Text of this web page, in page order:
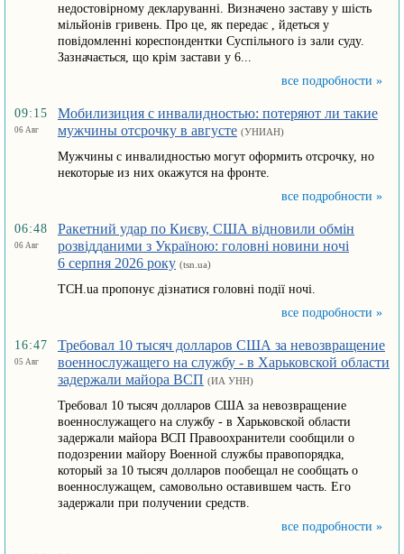
недостовірному декларуванні. Визначено заставу у шість
мільйонів гривень. Про це, як передає , йдеться у
повідомленні кореспондентки Суспільного із зали суду.
Зазначається, що крім застави у 6...
все подробности »
09:15
06 Авг
Мобилизиция с инвалидностью: потеряют ли такие
мужчины отсрочку в августе (УНИАН)
Мужчины с инвалидностью могут оформить отсрочку, но
некоторые из них окажутся на фронте.
все подробности »
06:48
06 Авг
Ракетний удар по Києву, США відновили обмін
розвідданими з Україною: головні новини ночі
6 серпня 2026 року (tsn.ua)
ТСН.ua пропонує дізнатися головні події ночі.
все подробности »
16:47
05 Авг
Требовал 10 тысяч долларов США за невозвращение
военнослужащего на службу - в Харьковской области
задержали майора ВСП (ИА УНН)
Требовал 10 тысяч долларов США за невозвращение
военнослужащего на службу - в Харьковской области
задержали майора ВСП Правоохранители сообщили о
подозрении майору Военной службы правопорядка,
который за 10 тысяч долларов пообещал не сообщать о
военнослужащем, самовольно оставившем часть. Его
задержали при получении средств.
все подробности »